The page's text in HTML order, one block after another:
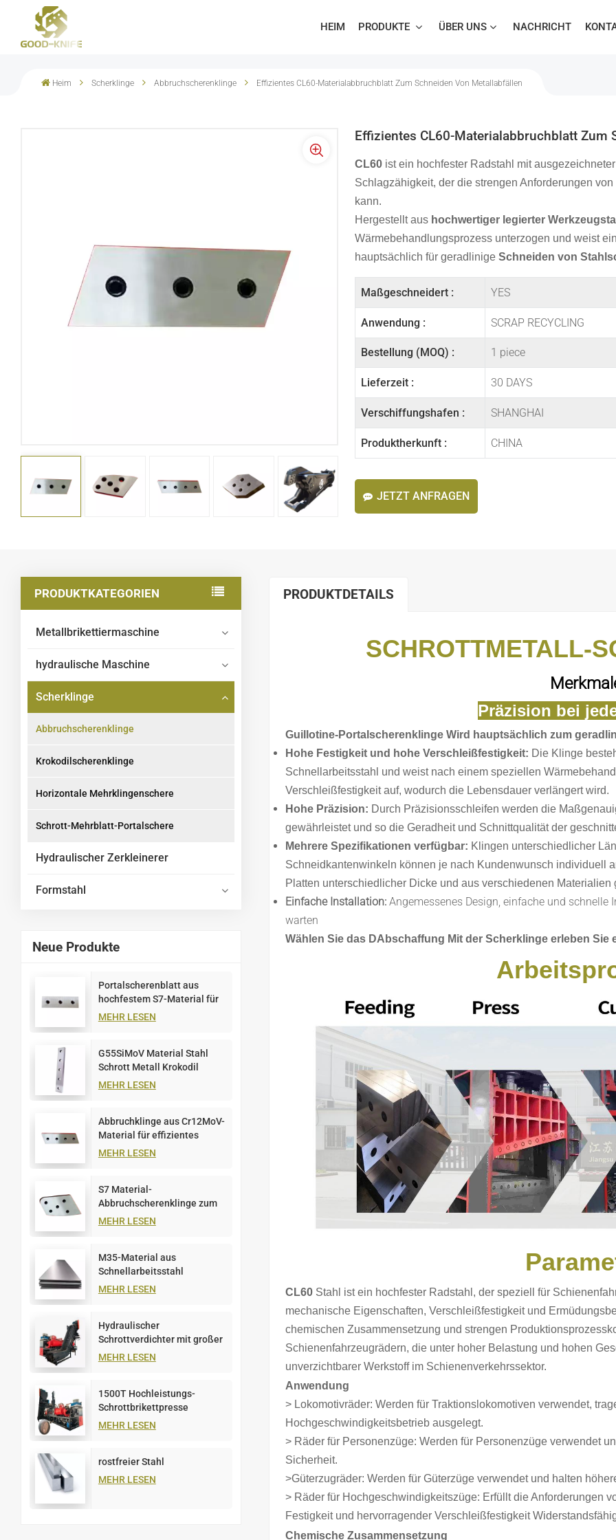
HEIM PRODUKTE ÜBER UNS NACHRICHT
Heim Scherklinge Abbruchscherenklinge Effizientes CL60-Materialabbruchblatt Zum Schneiden Von Metallabfällen
Effizientes CL60-Materialabbruchblatt Zum
CL60 ist ein hochfester Radstahl mit
Schlagzähigkeit, der die strengen Anforderungen
kann.
Hergestellt aus hochwertiger legierter
Wärmebehandlungsprozess unterzogen und weist
hauptsächlich für geradlinige Schneiden von
Maßgeschneidert : YES
Anwendung : SCRAP RECYCLING
Bestellung (MOQ) : 1 piece
Lieferzeit : 30 DAYS
Verschiffungshafen : SHANGHAI
Produktherkunft : CHINA
JETZT ANFRAGEN
PRODUKTKATEGORIEN
Metallbrikettiermaschine
hydraulische Maschine
Scherklinge
Abbruchscherenklinge
Krokodilscherenklinge
Horizontale Mehrklingenschere
Schrott-Mehrblatt-Portalschere
Hydraulischer Zerkleinerer
Formstahl
Neue Produkte
Portalscherenblatt aus
hochfestem S7-Material für
Schrottplatten
MEHR LESEN
G55SiMoV Material Stahl
Schrott Metall Krokodil
Schere Klinge
MEHR LESEN
Abbruchklinge aus Cr12MoV-
Material für effizientes
Metallschneiden
MEHR LESEN
S7 Material-
Abbruchscherenklinge zum
Schneiden von Metallplatten
MEHR LESEN
M35-Material aus
Schnellarbeitsstahl
MEHR LESEN
Hydraulischer
Schrottverdichter mit großer
Kapazität, 1000 t
MEHR LESEN
1500T Hochleistungs-
Schrottbrikettpresse
MEHR LESEN
rostfreier Stahl
MEHR LESEN
PRODUKTDETAILS
SCHROTTMETALL-
Präzision bei
Guillotine-Portalscherenklinge Wird hauptsächlich zum
Hohe Festigkeit und hohe Verschleißfestigkeit: Die Klinge
Schnellarbeitsstahl und weist nach einem speziellen
Verschleißfestigkeit auf, wodurch die Lebensdauer verlängert wird.
Hohe Präzision: Durch Präzisionsschleifen werden die
gewährleistet und so die Geradheit und Schnittqualität der
Mehrere Spezifikationen verfügbar: Klingen unterschiedlicher
Schneidkantenwinkeln können je nach Kundenwunsch individuell
Platten unterschiedlicher Dicke und aus verschiedenen Materialien
Einfache Installation: Angemessenes Design, einfache und
warten
Wählen Sie das DAbschaffung Mit der Scherklinge erleben
CL60 Stahl ist ein hochfester Radstahl, der speziell für
mechanische Eigenschaften, Verschleißfestigkeit und
chemischen Zusammensetzung und strengen
Schienenfahrzeugrädern, die unter hoher Belastung und hohen
unverzichtbarer Werkstoff im Schienenverkehrssektor.
Anwendung
> Lokomotivräder: Werden für Traktionslokomotiven verwendet,
Hochgeschwindigkeitsbetrieb ausgelegt.
> Räder für Personenzüge: Werden für Personenzüge verwendet
Sicherheit.
>Güterzugräder: Werden für Güterzüge verwendet und halten
> Räder für Hochgeschwindigkeitszüge: Erfüllt die Anforderungen
Festigkeit und hervorragender Verschleißfestigkeit
Chemische Zusammensetzung